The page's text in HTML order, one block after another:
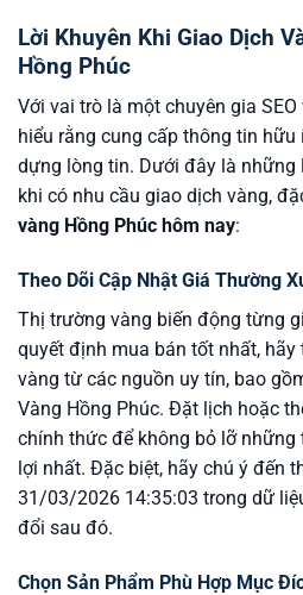
Lời Khuyên Khi Giao Dịch
Hồng Phúc
Với vai trò là một chuyên gia
hiểu rằng cung cấp thông tin
dựng lòng tin. Dưới đây là những
khi có nhu cầu giao dịch vàng,
vàng Hồng Phúc hôm nay:
Theo Dõi Cập Nhật Giá Thường
Thị trường vàng biến động từng
quyết định mua bán tốt nhất,
vàng từ các nguồn uy tín, bao
Vàng Hồng Phúc. Đặt lịch hoặc
chính thức để không bỏ lỡ
lợi nhất. Đặc biệt, hãy chú ý đến
31/03/2026 14:35:03 trong dữ
đổi sau đó.
Chọn Sản Phẩm Phù Hợp Mục